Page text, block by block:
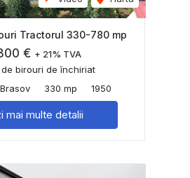
Tractorul 330-780 mp
€ + 21% TVA
de birouri de închiriat
330 mp 1950
mai multe detalii